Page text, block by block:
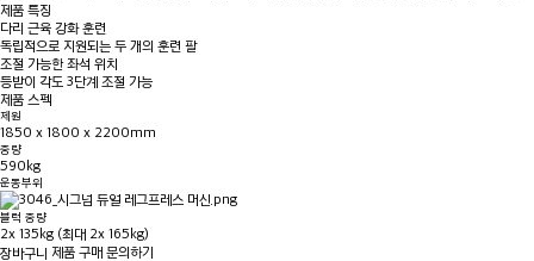
제품 특징
다리 근육 강화 훈련
독립적으로 지원되는 두 개의 훈련 팔
조절 가능한 좌석 위치
등받이 각도 3단계 조절 가능
제품 스펙
제원
1850 x 1800 x 2200mm
중량
590kg
운동부위
블럭 중량
2x 135kg (최대 2x 165kg)
제품 구매 문의하기